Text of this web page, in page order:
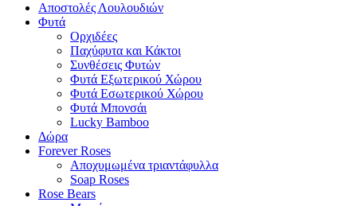
Αποστολές Λουλουδιών
Φυτά
Ορχιδέες
Παχύφυτα και Κάκτοι
Συνθέσεις Φυτών
Φυτά Εξωτερικού Χώρου
Φυτά Εσωτερικού Χώρου
Φυτά Μπονσάι
Lucky Bamboo
Δώρα
Forever Roses
Αποχυμωμένα τριαντάφυλλα
Soap Roses
Rose Βears